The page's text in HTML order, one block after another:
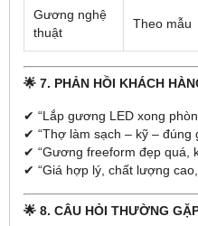
Gương nghệ
thuật
Theo mẫu
🌟 7. PHẢN HỒI KHÁCH
✔ “Lắp gương LED xong
✔ “Thợ làm sạch – kỹ – đúng
✔ “Gương freeform đẹp quá,
✔ “Giá hợp lý, chất lượng
🌟 8. CÂU HỎI THƯỜNG